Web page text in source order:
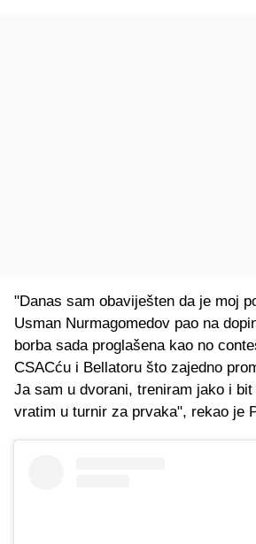
"Danas sam obaviješten da je moj
Usman Nurmagomedov pao na
borba sada proglašena kao no
CSACću i Bellatoru što zajedno
Ja sam u dvorani, treniram jako i
vratim u turnir za prvaka", rekao je